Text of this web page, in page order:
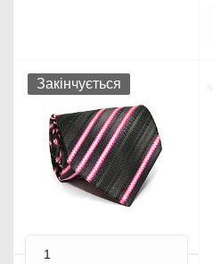
Закінчується